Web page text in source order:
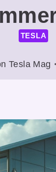
TESLA
Tesla Mag